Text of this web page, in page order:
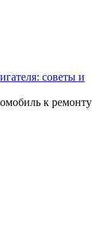
советы и
к ремонту